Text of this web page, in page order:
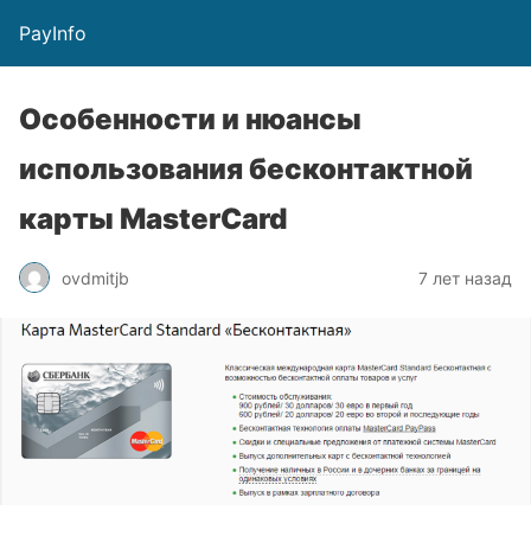
PayInfo
Особенности и нюансы
использования бесконтактной
карты MasterCard
ovdmitjb 7 лет назад